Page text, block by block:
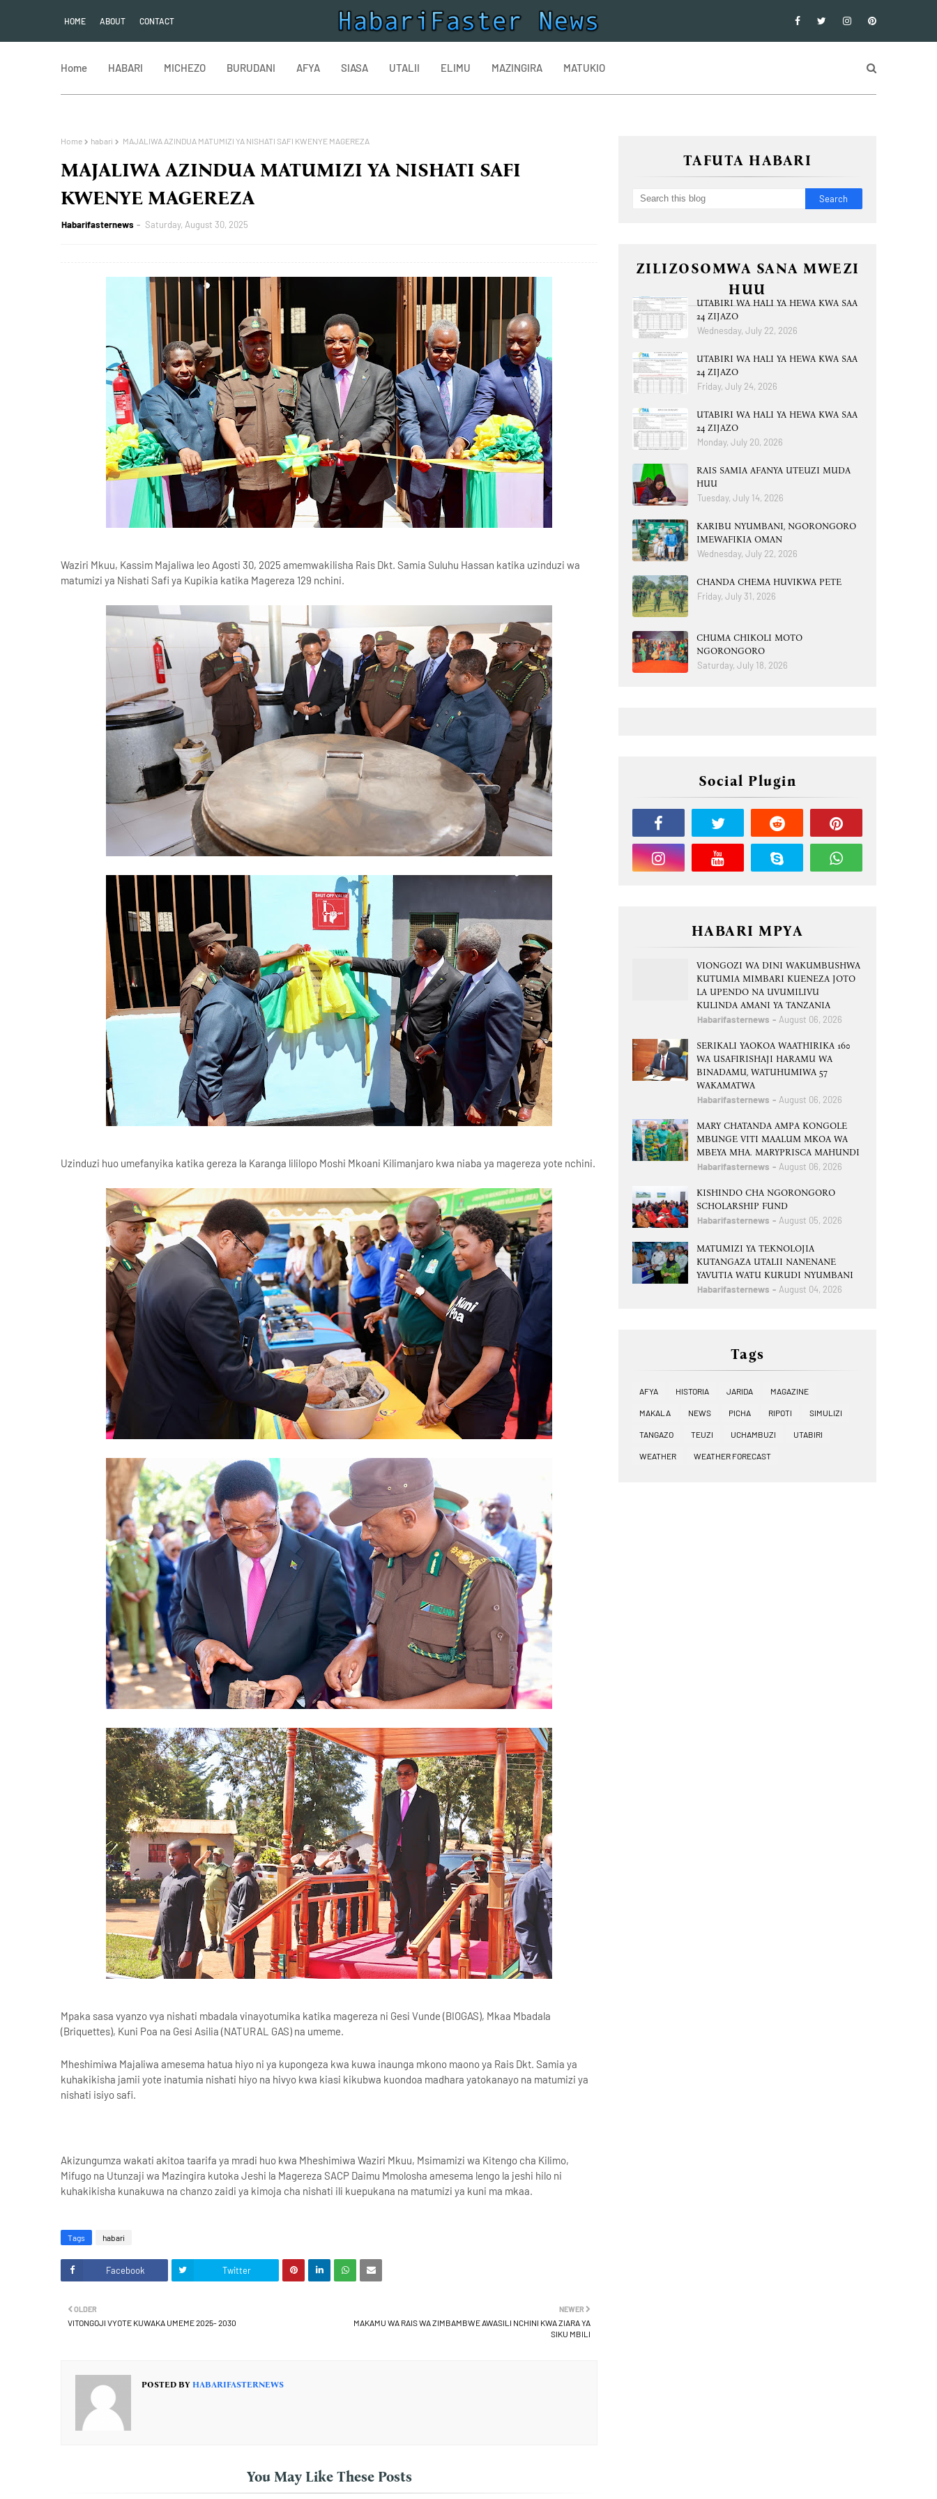
HOME ABOUT CONTACT
Home HABARI MICHEZO BURUDANI AFYA SIASA UTALII ELIMU MAZINGIRA MATUKIO
Home habari MAJALIWA AZINDUA MATUMIZI YA NISHATI SAFI KWENYE MAGEREZA
MAJALIWA AZINDUA MATUMIZI YA NISHATI SAFI
KWENYE MAGEREZA
Habarifasternews Saturday, August 30, 2025
Waziri Mkuu, Kassim Majaliwa leo Agosti 30, 2025 amemwakilisha Rais Dkt. Samia Suluhu Hassan katika uzinduzi wa
matumizi ya Nishati Safi ya Kupikia katika Magereza 129 nchini.
Uzinduzi huo umefanyika katika gereza la Karanga lililopo Moshi Mkoani Kilimanjaro kwa niaba ya magereza yote nchini.
Mpaka sasa vyanzo vya nishati mbadala vinayotumika katika magereza ni Gesi Vunde (BIOGAS), Mkaa Mbadala
(Briquettes), Kuni Poa na Gesi Asilia (NATURAL GAS) na umeme.
Mheshimiwa Majaliwa amesema hatua hiyo ni ya kupongeza kwa kuwa inaunga mkono maono ya Rais Dkt. Samia ya
kuhakikisha jamii yote inatumia nishati hiyo na hivyo kwa kiasi kikubwa kuondoa madhara yatokanayo na matumizi ya
nishati isiyo safi.
Akizungumza wakati akitoa taarifa ya mradi huo kwa Mheshimiwa Waziri Mkuu, Msimamizi wa Kitengo cha Kilimo,
Mifugo na Utunzaji wa Mazingira kutoka Jeshi la Magereza SACP Daimu Mmolosha amesema lengo la jeshi hilo ni
kuhakikisha kunakuwa na chanzo zaidi ya kimoja cha nishati ili kuepukana na matumizi ya kuni ma mkaa.
Tags habari
Facebook Twitter
NEWER
MAKAMU WA RAIS WA ZIMBAMBWE AWASILI NCHINI KWA ZIARA YA
SIKU MBILI
OLDER
VITONGOJI VYOTE KUWAKA UMEME 2025- 2030
POSTED BY HABARIFASTERNEWS
You May Like These Posts
TAFUTA HABARI
ZILIZOSOMWA SANA MWEZI
HUU
UTABIRI WA HALI YA HEWA KWA SAA
24 ZIJAZO
Wednesday, July 22, 2026
UTABIRI WA HALI YA HEWA KWA SAA
24 ZIJAZO
Friday, July 24, 2026
UTABIRI WA HALI YA HEWA KWA SAA
24 ZIJAZO
Monday, July 20, 2026
RAIS SAMIA AFANYA UTEUZI MUDA
HUU
Tuesday, July 14, 2026
KARIBU NYUMBANI, NGORONGORO
IMEWAFIKIA OMAN
Wednesday, July 22, 2026
CHANDA CHEMA HUVIKWA PETE
Friday, July 31, 2026
CHUMA CHIKOLI MOTO
NGORONGORO
Saturday, July 18, 2026
Social Plugin
HABARI MPYA
VIONGOZI WA DINI WAKUMBUSHWA
KUTUMIA MIMBARI KUENEZA JOTO
LA UPENDO NA UVUMILIVU
KULINDA AMANI YA TANZANIA
Habarifasternews August 06, 2026
SERIKALI YAOKOA WAATHIRIKA 160
WA USAFIRISHAJI HARAMU WA
BINADAMU, WATUHUMIWA 57
WAKAMATWA
Habarifasternews August 06, 2026
MARY CHATANDA AMPA KONGOLE
MBUNGE VITI MAALUM MKOA WA
MBEYA MHA. MARYPRISCA MAHUNDI
Habarifasternews August 06, 2026
KISHINDO CHA NGORONGORO
SCHOLARSHIP FUND
Habarifasternews August 05, 2026
MATUMIZI YA TEKNOLOJIA
KUTANGAZA UTALII NANENANE
YAVUTIA WATU KURUDI NYUMBANI
Habarifasternews August 04, 2026
Tags
AFYA HISTORIA JARIDA MAGAZINE
MAKALA NEWS PICHA RIPOTI SIMULIZI
TANGAZO TEUZI UCHAMBUZI UTABIRI
WEATHER WEATHER FORECAST